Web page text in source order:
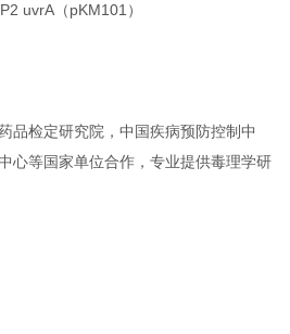
uvrA（pKM101）
品检定研究院，中国疾病预防控制中
心等国家单位合作，专业提供毒理学研